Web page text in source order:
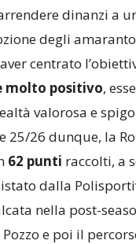
dinanzi a
degli
centrato
molto positivo,
valorosa e
25/26 dunque, la
62 punti raccolti, a
dalla
nella post-
e poi il